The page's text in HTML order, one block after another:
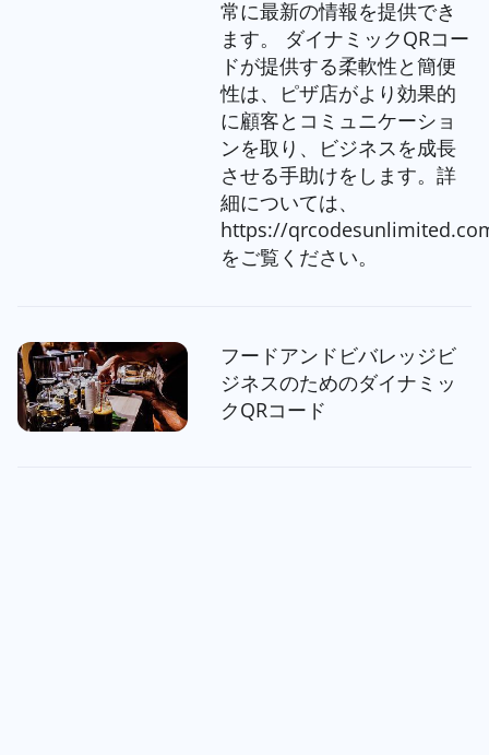
常に最新の情報を提供でき
ます。 ダイナミックQRコー
ドが提供する柔軟性と簡便
性は、ピザ店がより効果的
に顧客とコミュニケーショ
ンを取り、ビジネスを成長
させる手助けをします。詳
細については、
https://
をご覧ください。
フードアンドビバレッジビ
ジネスのためのダイナミッ
クQRコード